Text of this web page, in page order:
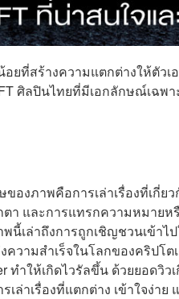
ที่สร้างความแตกต่างให้ตัวเ
ศิลปินไทยที่มีเอกลักษณ์เฉพ
องภาพคือการเล่าเรื่องที่เกี่ย
า และการแทรกความหมาย
เล่าถึงการถูกเชิญชวนเข้าไ
ามสำเร็จในโลกของคริปโต
ำให้เกิดไวรัลขึ้น ด้วยยอดวิว
ล่าเรื่องที่แตกต่าง เข้าใจง่า